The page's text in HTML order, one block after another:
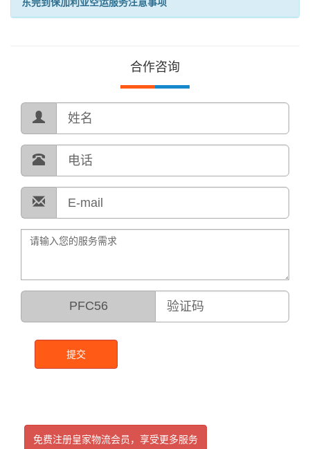
合作咨询
PFC56
提交
免费注册皇家物流会员，享受更多服务